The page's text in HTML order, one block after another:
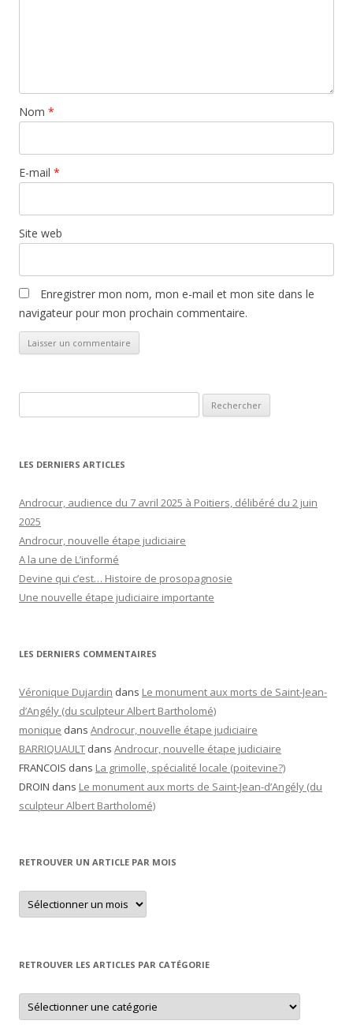
Nom *
E-mail *
Site web
Enregistrer mon nom, mon e-mail et mon site dans le
navigateur pour mon prochain commentaire.
LES DERNIERS ARTICLES
Androcur, audience du 7 avril 2025 à Poitiers, délibéré du 2 juin
2025
Androcur, nouvelle étape judiciaire
A la une de L’informé
Devine qui c’est… Histoire de prosopagnosie
Une nouvelle étape judiciaire importante
LES DERNIERS COMMENTAIRES
Véronique Dujardin dans Le monument aux morts de Saint-Jean-
d’Angély (du sculpteur Albert Bartholomé)
monique dans Androcur, nouvelle étape judiciaire
BARRIQUAULT dans Androcur, nouvelle étape judiciaire
FRANCOIS dans La grimolle, spécialité locale (poitevine?)
DROIN dans Le monument aux morts de Saint-Jean-d’Angély (du
sculpteur Albert Bartholomé)
RETROUVER UN ARTICLE PAR MOIS
Retrouver
un
article
RETROUVER LES ARTICLES PAR CATÉGORIE
Retrouver
les
articles